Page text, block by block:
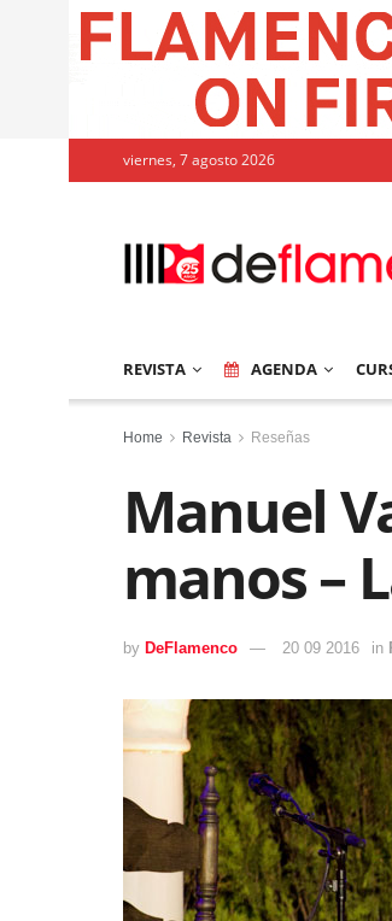
viernes, 7 agosto 2026
REVISTA AGENDA
Home Revista Reseñas
Manuel
manos –
by DeFlamenco 20 09 2016 in